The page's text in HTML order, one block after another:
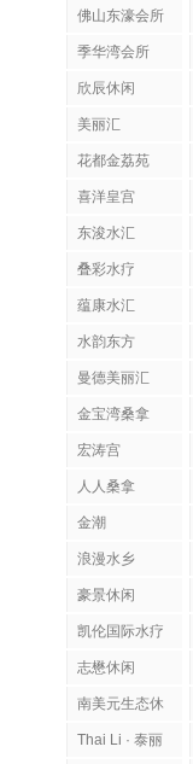
佛山东濠会所
季华湾会所
欣辰休闲
美丽汇
花都金荔苑
喜洋皇宫
东浚水汇
叠彩水疗
蕴康水汇
水韵东方
曼德美丽汇
金宝湾桑拿
宏涛宫
人人桑拿
金潮
浪漫水乡
豪景休闲
凯伦国际水疗
志懋休闲
南美元生态休
Thai Li · 泰丽